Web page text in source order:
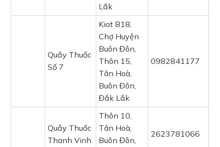
Lắk
Quầy Thuốc
Số 7
Kiot B18,
Chợ Huyện
Buôn Đôn,
Thôn 15,
Tân Hoà,
Buôn Đôn,
Đắk Lắk
0982841177
Quầy Thuốc
Thanh Vinh
Thôn 10,
Tân Hoà,
Buôn Đôn,
2623781066